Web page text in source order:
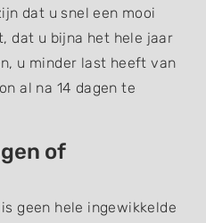
dat u snel een mooi
dat u bijna het hele jaar
u minder last heeft van
al na 14 dagen te
of
geen hele ingewikkelde